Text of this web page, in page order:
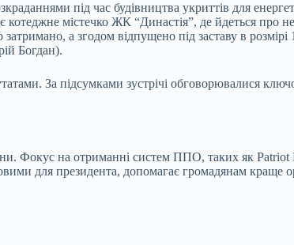
під час будівництва укриттів для
містечко ЖК “Династія”, де йдеться про
а згодом відпущено під заставу в розмірі
Богдан).
За підсумками зустрічі обговорювалися
Фокус на отриманні систем ППО, таких як Patriot
для президента, допомагає громадянам краще